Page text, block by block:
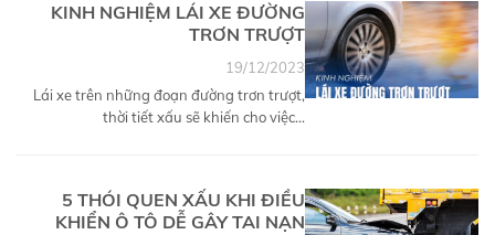
KINH NGHIỆM LÁI XE ĐƯỜNG
TRƠN TRƯỢT
Lái xe trên những đoạn đường trơn trượt,
thời tiết xấu sẽ khiến cho việc...
19/12/2023
5 THÓI QUEN XẤU KHI ĐIỀU
KHIỂN Ô TÔ DỄ GÂY TAI NẠN